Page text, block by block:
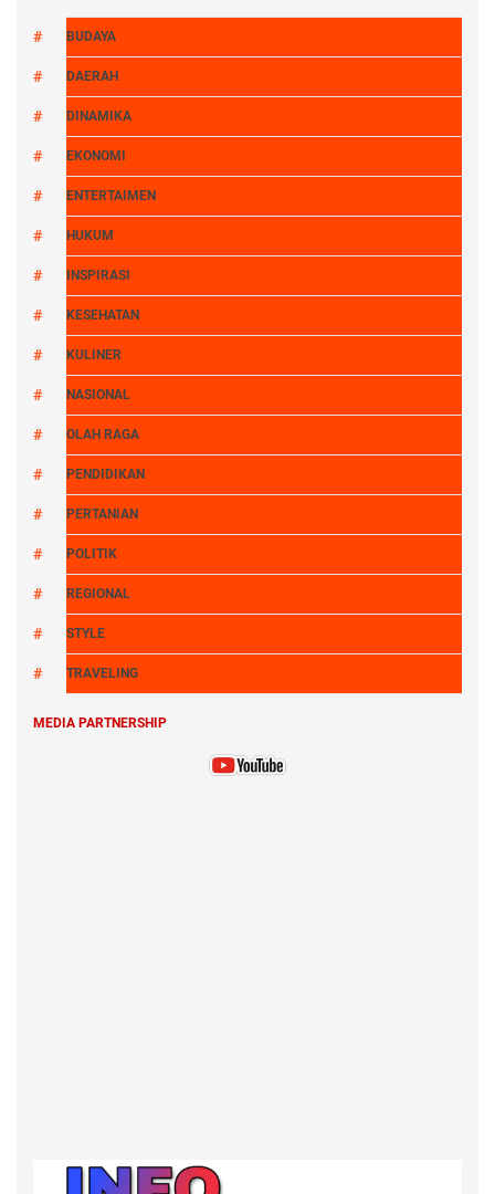
BUDAYA
DAERAH
DINAMIKA
EKONOMI
ENTERTAIMEN
HUKUM
INSPIRASI
KESEHATAN
KULINER
NASIONAL
OLAH RAGA
PENDIDIKAN
PERTANIAN
POLITIK
REGIONAL
STYLE
TRAVELING
MEDIA PARTNERSHIP